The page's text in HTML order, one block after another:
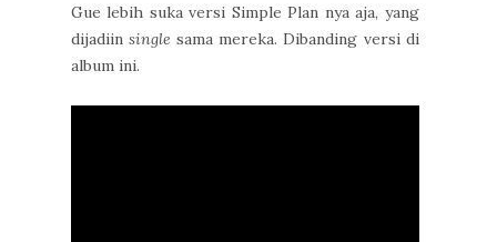
Gue lebih suka versi Simple Plan nya aja, yang
dijadiinsingle sama mereka. Dibanding versi di
album ini.